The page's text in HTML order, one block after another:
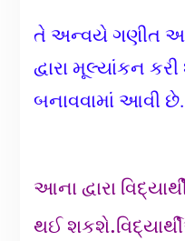
તે અન્વયે ગણીત અને
દ્વારા મૂલ્યાંકન
બનાવવામાં આવી છે.
આના દ્વારા
થઈ શકશે.